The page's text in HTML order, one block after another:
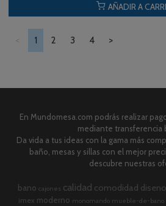
AÑADIR A
1 2 3 4 >
En Mundomesa.com podrás realizar
mediante transferencia
Da vida a tus ideas con la gama más
baño, mesas y sillas con el mejor
descubre nuestras
bano cajones calidad comodidad diseno
imex moderno monomando mueble-de-bano